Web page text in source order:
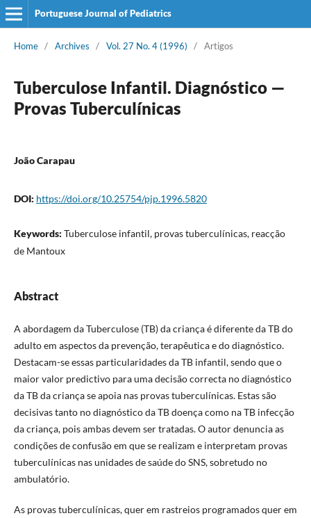
Portuguese Journal of Pediatrics
Home / Archives / Vol. 27 No. 4 (1996) / Artigos
Tuberculose Infantil. Diagnóstico —
Provas Tuberculínicas
João Carapau
DOI: https://doi.org/10.25754/pjp.1996.5820
Keywords: Tuberculose infantil, provas tuberculínicas, reacção
de Mantoux
Abstract
A abordagem da Tuberculose (TB) da criança é diferente da TB do
adulto em aspectos da prevenção, terapêutica e do diagnóstico.
Destacam-se essas particularidades da TB infantil, sendo que o
maior valor predictivo para uma decisão correcta no diagnóstico
da TB da criança se apoia nas provas tuberculínicas. Estas são
decisivas tanto no diagnóstico da TB doença como na TB infecção
da criança, pois ambas devem ser tratadas. O autor denuncia as
condições de confusão em que se realizam e interpretam provas
tuberculínicas nas unidades de saúde do SNS, sobretudo no
ambulatório.
As provas tuberculínicas, quer em rastreios programados quer em